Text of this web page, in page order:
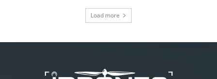
Load more